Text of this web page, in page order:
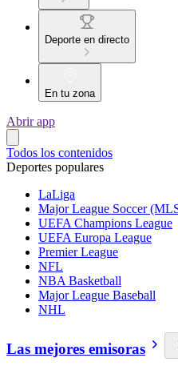
Deporte en directo
En tu zona
Abrir app
Todos los contenidos
Deportes populares
LaLiga
Major League Soccer
UEFA Champions League
UEFA Europa League
Premier League
NFL
NBA Basketball
Major League Baseball
NHL
Las mejores emisoras